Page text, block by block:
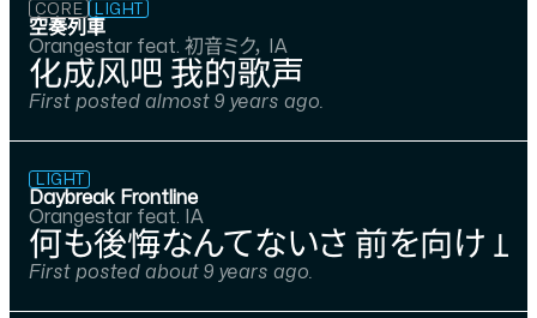
空奏列車
Orangestar feat. 初音ミク， IA
CORE LIGHT
化成风吧 我的歌声
First posted almost 9 years ago.
Daybreak Frontline
Orangestar feat. IA
LIGHT
何も後悔なんてないさ 前を向け 止
First posted about 9 years ago.